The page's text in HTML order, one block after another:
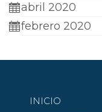
abril 2020
febrero 2020
INICIO